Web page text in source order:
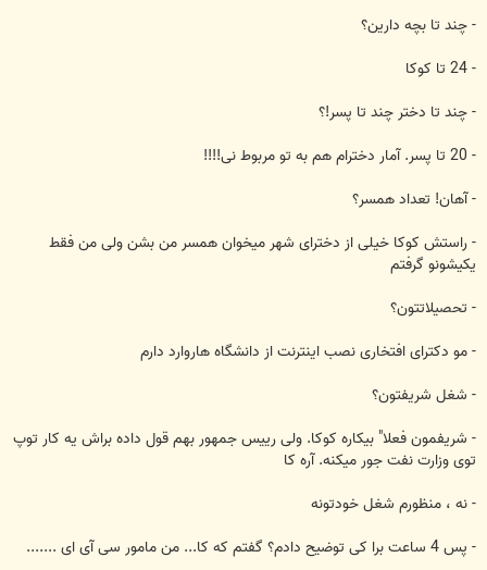
- چند تا بچه دارين؟
- 24 تا كوكا
- چند تا دختر چند تا پسر!؟
- 20 تا پسر. آمار دخترام هم به تو مربوط نی!!!!
- آهان! تعداد همسر؟
- راستش كوكا خيلی از دخترای شهر ميخوان همسر من بشن ولی من فقط
يكيشونو گرفتم
- تحصيلاتتون؟
- مو دكترای افتخاری نصب اينترنت از دانشگاه هاروارد دارم
- شغل شريفتون؟
- شريفمون فعلا" بيكاره كوكا. ولی رييس جمهور بهم قول داده براش يه كار توپ
توی وزارت نفت جور ميكنه. آره كا
- نه ، منظورم شغل خودتونه
- پس 4 ساعت برا كی توضيح دادم؟ گفتم كه كا... من مامور سی آی ای .......